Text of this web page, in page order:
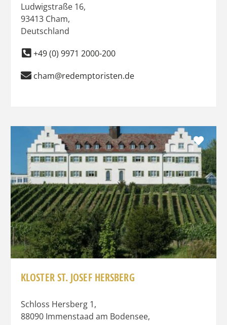
Ludwigstraße 16,
93413 Cham,
Deutschland
+49 (0) 9971 2000-200
cham@redemptoristen.de
KLOSTER ST. JOSEF HERSBERG
Schloss Hersberg 1,
88090 Immenstaad am Bodensee,